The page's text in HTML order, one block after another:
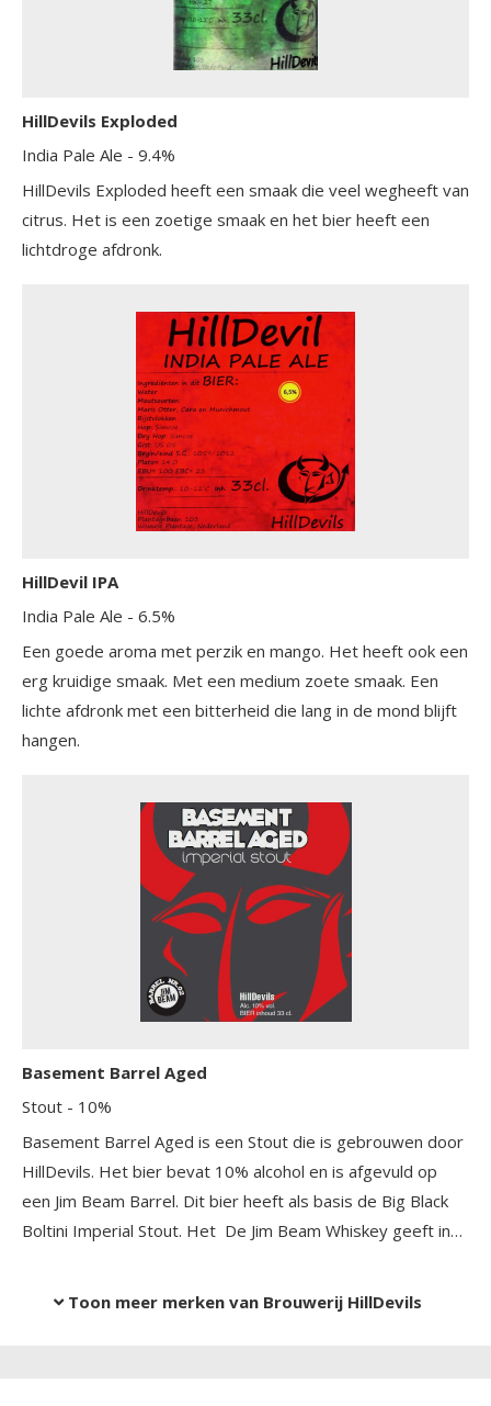
HillDevils Exploded
India Pale Ale - 9.4%
HillDevils Exploded heeft een smaak die veel wegheeft van
citrus. Het is een zoetige smaak en het bier heeft een
lichtdroge afdronk.
HillDevil IPA
India Pale Ale - 6.5%
Een goede aroma met perzik en mango. Het heeft ook een
erg kruidige smaak. Met een medium zoete smaak. Een
lichte afdronk met een bitterheid die lang in de mond blijft
hangen.
Basement Barrel Aged
Stout - 10%
Basement Barrel Aged is een Stout die is gebrouwen door
HillDevils. Het bier bevat 10% alcohol en is afgevuld op
een Jim Beam Barrel. Dit bier heeft als basis de Big Black
Boltini Imperial Stout. Het De Jim Beam Whiskey geeft in
vanille smaak, wat resulteert in een ware smaakexplosie.
Toon meer merken van Brouwerij HillDevils